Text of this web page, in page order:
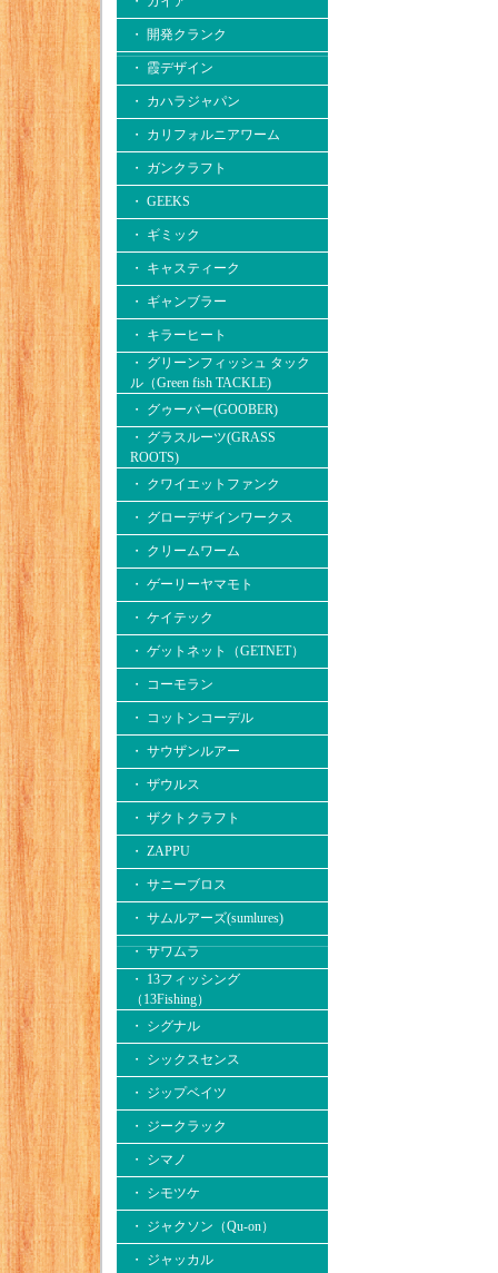
・ 開発クランク
・ 霞デザイン
・ カハラジャパン
・ カリフォルニアワーム
・ ガンクラフト
・ GEEKS
・ ギミック
・ キャスティーク
・ ギャンブラー
・ キラーヒート
・ グリーンフィッシュ タック
ル（Green fish TACKLE)
・ グゥーバー(GOOBER)
・ グラスルーツ(GRASS
ROOTS)
・ クワイエットファンク
・ グローデザインワークス
・ クリームワーム
・ ゲーリーヤマモト
・ ケイテック
・ ゲットネット（GETNET）
・ コーモラン
・ コットンコーデル
・ サウザンルアー
・ ザウルス
・ ザクトクラフト
・ ZAPPU
・ サニーブロス
・ サムルアーズ(sumlures)
・ サワムラ
・ 13フィッシング
（13Fishing）
・ シグナル
・ シックスセンス
・ ジップベイツ
・ ジークラック
・ シマノ
・ シモツケ
・ ジャクソン（Qu-on）
・ ジャッカル